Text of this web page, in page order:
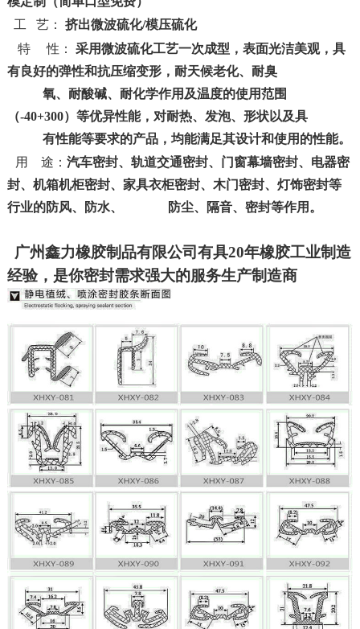
工 艺：
挤出微波硫化/模压硫化
特
性：
采用微波硫化工艺一次成型，表面光洁美观，具
有良好的弹性和抗压缩变形，耐天候老化、耐臭
氧、耐酸碱、耐化学作用及温度的使用范围
（-40+300）等优异性能，对耐热、发泡、形状以及具
有性能等要求的产品，均能满足其设计和使用的性能。
用 途： 汽车密封、轨道交通密封、门窗幕墙密封、电器密
封、机箱机柜密封、家具衣柜密封、木门密封、灯饰密封等
行业的防风、防水、 防尘、隔音、密封等作用。
广州鑫力橡胶制品有限公司有具20年橡胶工业制造
经验，是你密封需求强大的服务生产制造商